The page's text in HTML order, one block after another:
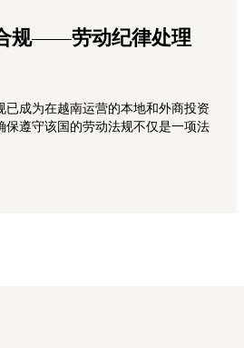
规——劳动纪律处理
已成为在越南运营的本地和外商投资
保遵守该国的劳动法规不仅是一项法